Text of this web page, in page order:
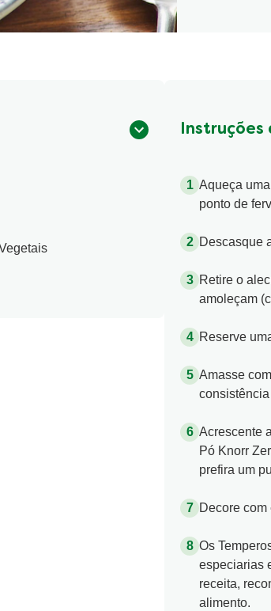
Instruções
Aqueça
ponto de
Descasque
Retire o
amoleçam
Reserve
Amasse
Acrescente
Pó Knorr
prefira um
Decore
Os
especiarias
receita,
alimento.